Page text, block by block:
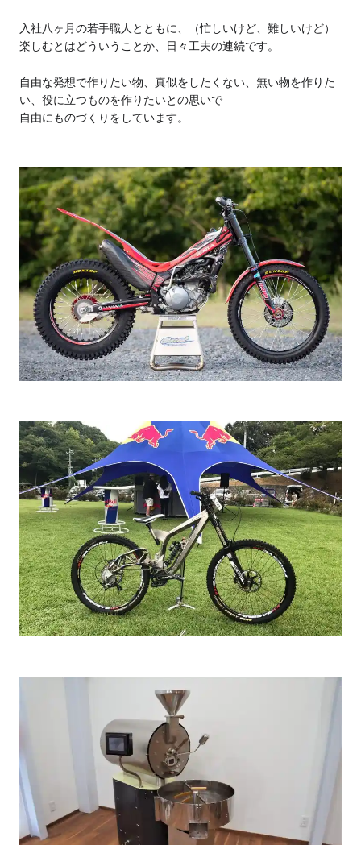
入社八ヶ月の若手職人とともに、（忙しいけど、難しいけど）
楽しむとはどういうことか、日々工夫の連続です。
自由な発想で作りたい物、真似をしたくない、無い物を作りた
い、役に立つものを作りたいとの思いで
自由にものづくりをしています。